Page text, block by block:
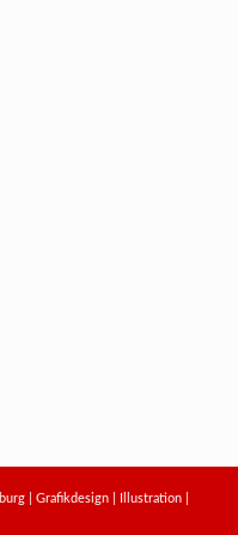
| Grafikdesign | Illustration |